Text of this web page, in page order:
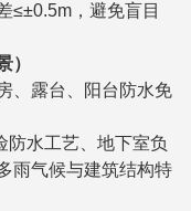
≤±0.5m，避免盲目
）
、露台、阳台防水免
防水工艺、地下室负
雨气候与建筑结构特